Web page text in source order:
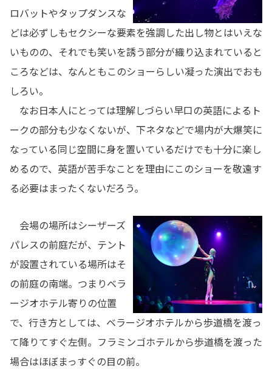
ロバットやタップダンスな
どは必ずしもセクシーな要素を強調した出し物とはいえな
いものの、それでも笑いを誘う部分が織り込まれていると
ころなどは、なんともこのショーらしい凝った演出でおも
しろい。
なお日本人にとっては理解しづらい早口の英語によるト
ークの部分も少なくないが、下ネタなどで場内が大爆笑に
なっている同じ空間に身を置いているだけでも十分に楽し
めるので、英語が苦手なことを理由にこのショーを敬遠す
る必要はまったくないだろう。
会場の場所はシーザーズ
パレスの前庭だが、テント
が設置されている場所はそ
の前庭の南端。つまりベラ
ージオホテル寄りの位置
で、行き方としては、ベラージオホテルから歩道橋を渡っ
て降りてすぐ左側。フラミンゴホテルから歩道橋を渡った
場合はほぼまっすぐの目の前。